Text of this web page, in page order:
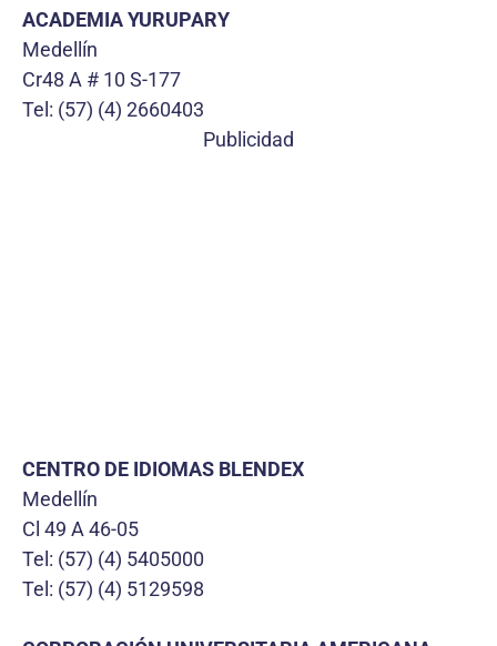
ACADEMIA YURUPARY
Medellín
Cr48 A # 10 S-177
Tel: (57) (4) 2660403
Publicidad
CENTRO DE IDIOMAS BLENDEX
Medellín
Cl 49 A 46-05
Tel: (57) (4) 5405000
Tel: (57) (4) 5129598